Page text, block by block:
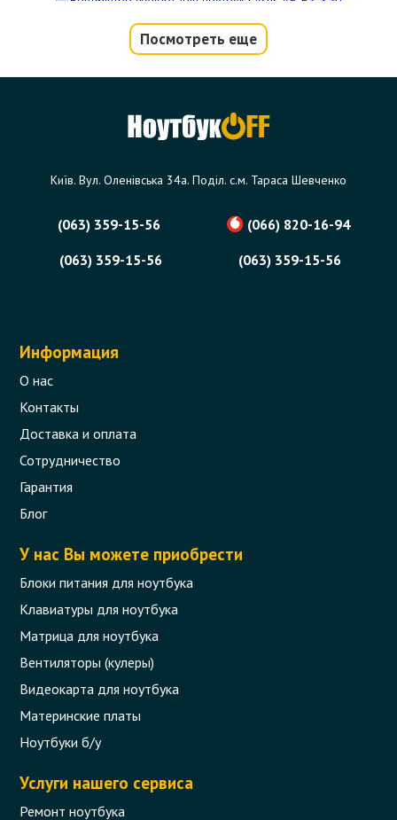
Вентилятор (кулер) для ноутбука Asus
A9, F5, X50
284 грн.
Сообщить,
Клавиатура для ноутбука Asus G2
129 грн.
Нет в наличии
Посмотреть еще
Київ. Вул. Оленівська 34а. Поділ. с.м. Тараса Шевченко
(063) 359-15-56
(066) 820-16-94
(063) 359-15-56
(063) 359-15-56
Информация
О нас
Контакты
Доставка и оплата
Сотрудничество
Гарантия
Блог
У нас Вы можете приобрести
Блоки питания для ноутбука
Клавиатуры для ноутбука
Матрица для ноутбука
Вентиляторы (кулеры)
Видеокарта для ноутбука
Материнские платы
Ноутбуки б/у
Услуги нашего сервиса
Ремонт ноутбука